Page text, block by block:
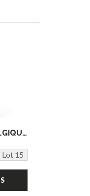
EDITIONS DUPUIS (BELGIQUE) (1)
Lot 15